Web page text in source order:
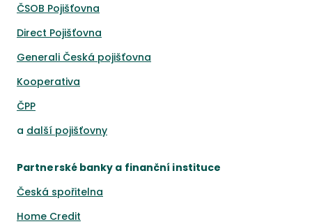
ČSOB Pojišťovna
Direct Pojišťovna
Generali Česká pojišťovna
Kooperativa
ČPP
a další pojišťovny
Partnerské banky a finanční instituce
Česká spořitelna
Home Credit